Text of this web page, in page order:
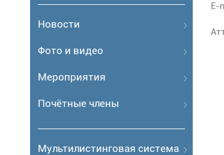
Новости
Фото и видео
Мероприятия
Почётные члены
Мультилистинговая система
E-